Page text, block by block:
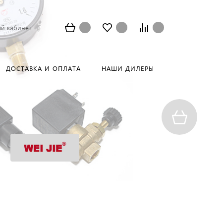
кабинет
ДОСТАВКА И ОПЛАТА НАШИ ДИЛЕРЫ